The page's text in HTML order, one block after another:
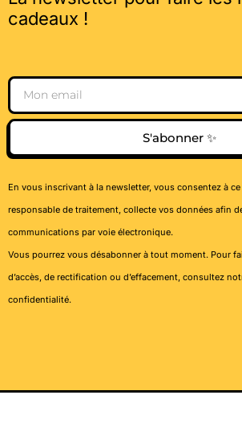
cadeaux !
Email
S'abonner ✨
En vous inscrivant à la newsletter, vous consentez à
responsable de traitement, collecte vos données afin
communications par voie électronique.
Vous pourrez vous désabonner à tout moment. Pour
d’accès, de rectification ou d’effacement, consultez
confidentialité.